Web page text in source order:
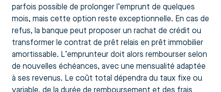
parfois possible de prolonger l’emprunt de quelques
mois, mais cette option reste exceptionnelle. En cas de
refus, la banque peut proposer un rachat de crédit ou
transformer le contrat de prêt relais en prêt immobilier
amortissable. L’emprunteur doit alors rembourser selon
de nouvelles échéances, avec une mensualité adaptée
à ses revenus. Le coût total dépendra du taux fixe ou
variable, de la durée de remboursement et des frais